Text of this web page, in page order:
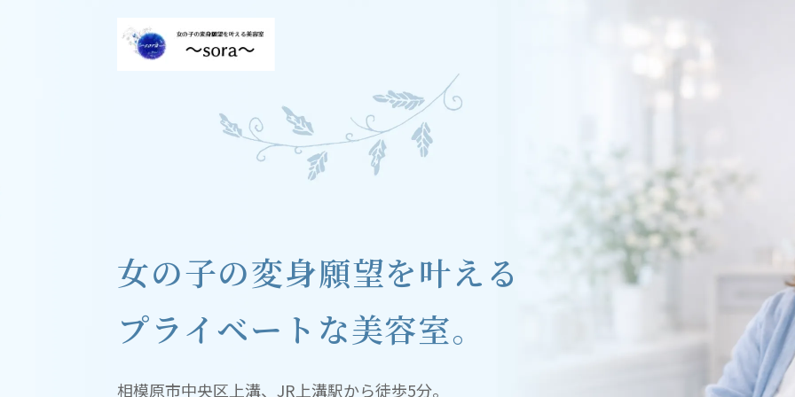
女の子の変身願望を叶える
プライベートな美容室。
相模原市中央区上溝、JR上溝駅から徒歩5分。